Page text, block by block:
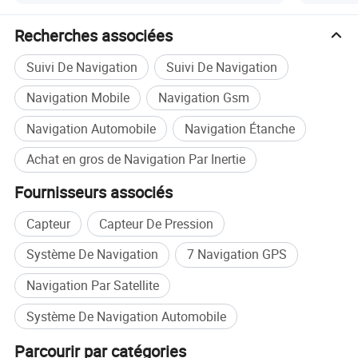
Plage de
mesure
Vitesse : ±200 deg/s.
Accélération : ±15g
Environnemen
Température de fonctionnement : -40℃~+60'C.
Température de stockage : -55℃~+80℃
Vibration : 0,04g²/Hz@20-2000Hz
Choc avec le condensitlon de travail : 30g@ms
Recherches associées
Suivi De Navigation
Suivi De Navigation
Navigation Mobile
Navigation Gsm
Navigation Automobile
Navigation Étanche
Achat en gros de Navigation Par Inertie
Fournisseurs associés
Capteur
Capteur De Pression
Système De Navigation
7 Navigation GPS
Navigation Par Satellite
Système De Navigation Automobile
Parcourir par catégories